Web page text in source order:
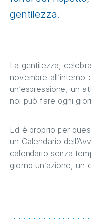
gentilezza.
La gentilezza,
novembre all’interno
un’espressione, un
noi può fare ogni
Ed è proprio per
un Calendario
calendario senza
giorno un’azione, un